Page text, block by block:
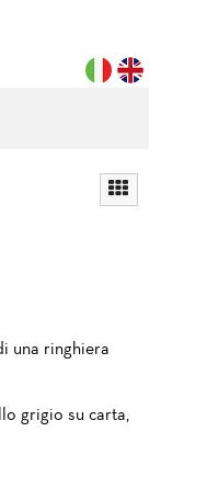
una ringhiera
grigio su carta,